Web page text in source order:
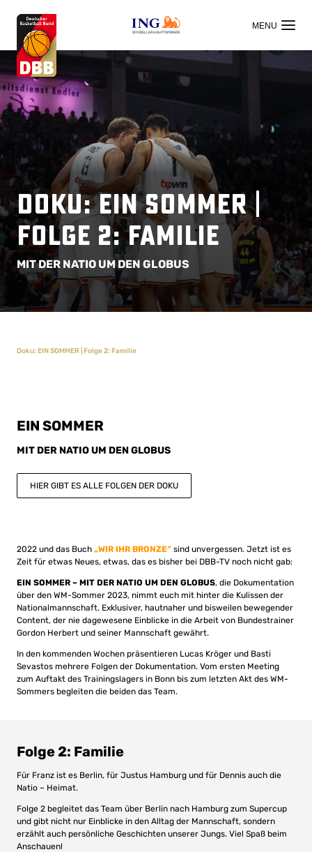
OFFIZIELLER HAUPTSPONSOR
Doku: EIN SOMMER |
Folge 2: Familie
MIT DER NATIO UM DEN GLOBUS
Doku: EIN SOMMER | Folge 2: Familie
EIN SOMMER
MIT DER NATIO UM DEN GLOBUS
HIER GIBT ES ALLE FOLGEN DER DOKU
2022 und das Buch „WIR IHR BRONZE“ sind unvergessen. Jetzt ist es
Zeit für etwas Neues, etwas, das es bisher bei DBB-TV noch nicht gab:
EIN SOMMER – MIT DER NATIO UM DEN GLOBUS, die Dokumentation
über den WM-Sommer 2023, nimmt euch mit hinter die Kulissen der
Nationalmannschaft. Exklusiver, hautnaher und bisweilen bewegender
Content, der nie dagewesene Einblicke in die Arbeit von Bundestrainer
Gordon Herbert und seiner Mannschaft gewährt.
In den kommenden Wochen präsentieren Lucas Kröger und Basti
Sevastos mehrere Folgen der Dokumentation. Vom ersten Meeting
zum Auftakt des Trainingslagers in Bonn bis zum letzten Akt des WM-
Sommers begleiten die beiden das Team.
Folge 2: Familie
Für Franz ist es Berlin, für Justus Hamburg und für Dennis auch die
Natio – Heimat.
Folge 2 begleitet das Team über Berlin nach Hamburg zum Supercup
und gibt nicht nur Einblicke in den Alltag der Mannschaft, sondern
erzählt auch persönliche Geschichten unserer Jungs. Viel Spaß beim
Anschauen!